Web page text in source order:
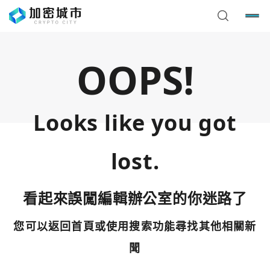
OOPS!
Looks like you got
lost.
看起來誤闖編輯辦公室的你迷路了
您可以返回首頁或使用搜索功能尋找其他相關新
聞
使用以下帳號繼續
您已閒置5分鐘，請點擊關閉按鈕或空白處，即可回到加密